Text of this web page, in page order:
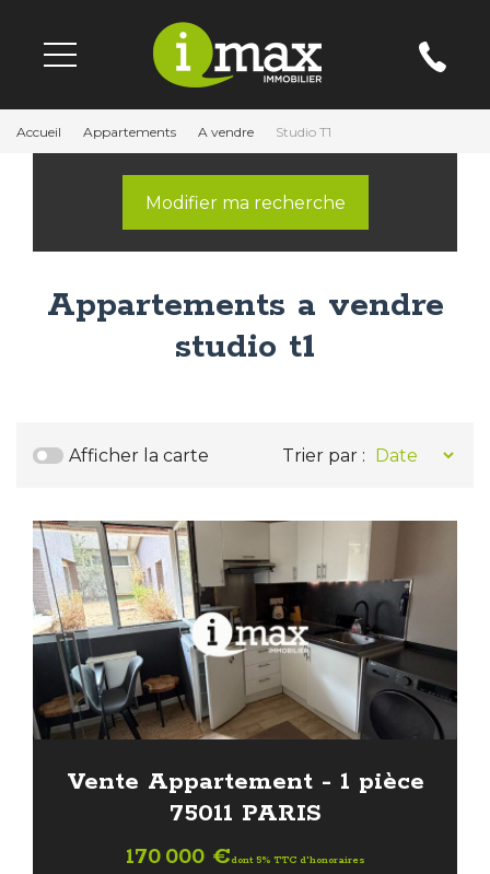
Accueil Appartements A vendre Studio T1
Modifier ma recherche
Appartements a vendre
studio t1
Afficher la carte Trier par :
Vente Appartement - 1 pièce
75011 PARIS
170 000 €dont 5% TTC d'honoraires